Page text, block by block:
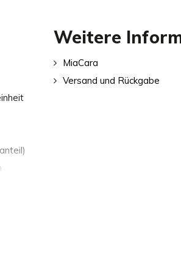
Weitere
MiaCara
Versand und Rückgabe